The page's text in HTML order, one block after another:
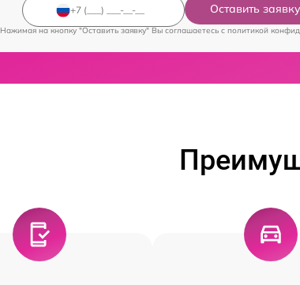
Оставить заявку
Нажимая на кнопку "Оставить заявку" Вы соглашаетесь c политикой